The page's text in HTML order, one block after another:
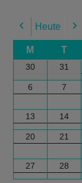
Previous
Heute
M T
30 31
6 7
13 14
20 21
27 28